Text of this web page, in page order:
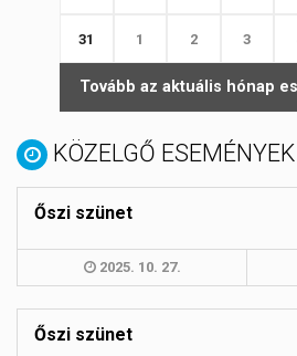
31 1 2 3
Tovább az aktuális hónap
KÖZELGŐ ESEMÉNYEK
Őszi szünet
2025. 10. 27.
Őszi szünet